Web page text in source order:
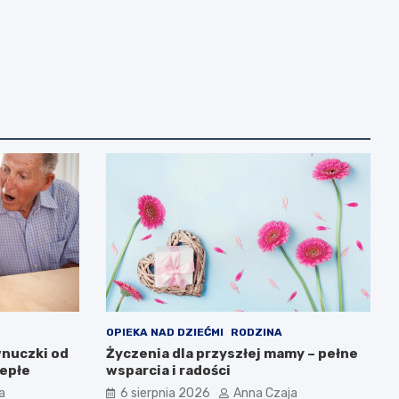
od
OPIEKA NAD DZIEĆMI RODZINA
Życzenia dla przyszłej mamy – pełne
wsparcia i radości
6 sierpnia 2026 Anna Czaja